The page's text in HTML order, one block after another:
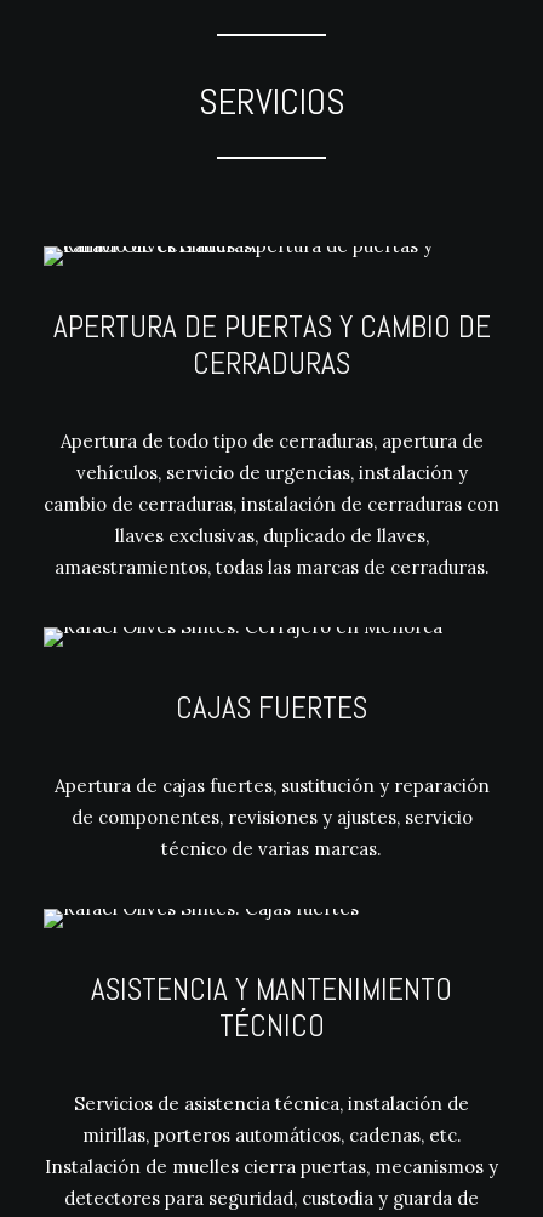
SERVICIOS
APERTURA DE PUERTAS Y CAMBIO DE
CERRADURAS
Apertura de todo tipo de cerraduras, apertura de
vehículos, servicio de urgencias, instalación y
cambio de cerraduras, instalación de cerraduras con
llaves exclusivas, duplicado de llaves,
amaestramientos, todas las marcas de cerraduras.
CAJAS FUERTES
Apertura de cajas fuertes, sustitución y reparación
de componentes, revisiones y ajustes, servicio
técnico de varias marcas.
ASISTENCIA Y MANTENIMIENTO
TÉCNICO
Servicios de asistencia técnica, instalación de
mirillas, porteros automáticos, cadenas, etc.
Instalación de muelles cierra puertas, mecanismos y
detectores para seguridad, custodia y guarda de